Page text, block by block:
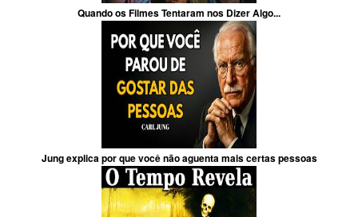
Quando os Filmes Tentaram nos Dizer Algo...
Jung explica por que você não aguenta mais certas pessoas